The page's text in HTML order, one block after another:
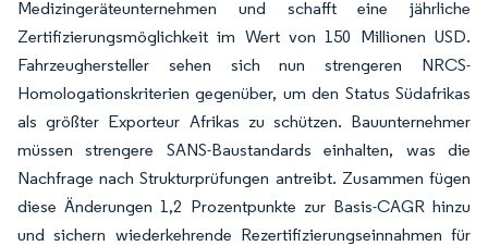
Medizingeräteunternehmen und schafft eine jährliche
Zertifizierungsmöglichkeit im Wert von 150 Millionen USD.
Fahrzeughersteller sehen sich nun strengeren NRCS-
Homologationskriterien gegenüber, um den Status Südafrikas
als größter Exporteur Afrikas zu schützen. Bauunternehmer
müssen strengere SANS-Baustandards einhalten, was die
Nachfrage nach Strukturprüfungen antreibt. Zusammen fügen
diese Änderungen 1,2 Prozentpunkte zur Basis-CAGR hinzu
und sichern wiederkehrende Rezertifizierungseinnahmen für